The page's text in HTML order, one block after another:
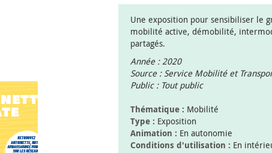
Une exposition pour sensibiliser le
mobilité active, démobilité,
partagés.
Année : 2020
Source : Service Mobilité et
Public : Tout public
Thématique : Mobilité
Type : Exposition
Animation : En autonomie
Conditions d'utilisation : En